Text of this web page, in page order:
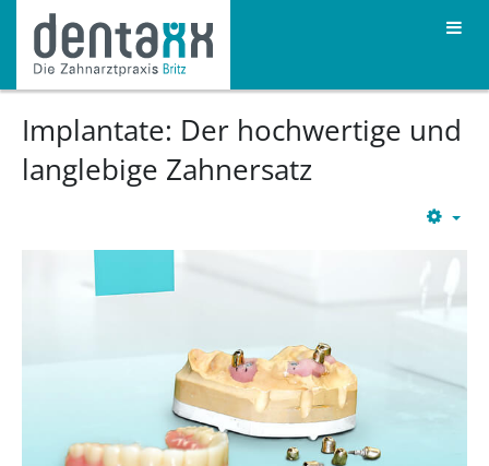
Implantate: Der hochwertige und
langlebige Zahnersatz